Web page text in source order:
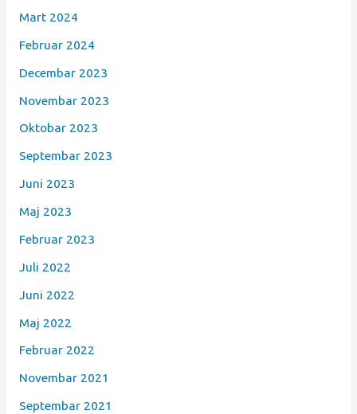
Mart 2024
Februar 2024
Decembar 2023
Novembar 2023
Oktobar 2023
Septembar 2023
Juni 2023
Maj 2023
Februar 2023
Juli 2022
Juni 2022
Maj 2022
Februar 2022
Novembar 2021
Septembar 2021